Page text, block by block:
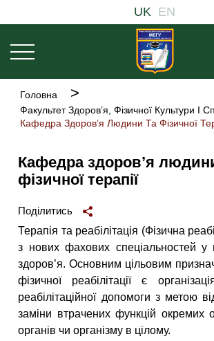
до
основного
вмісту
навіґація
UK EN
Рядок
навіґації
Головна
Факультет Здоров’я, Фізичної Культури І
Кафедра Здоров’я Людини Та Фізичної
Кафедра здоров’я
фізичної терапії
Поділитись
Терапія та реабілітація (Фізична
з нових фахових спеціальностей у
здоров’я. Основним цільовим
фізичної реабілітації є
реабілітаційної допомоги з метою
заміни втрачених функцій окремих
органів чи організму в цілому.